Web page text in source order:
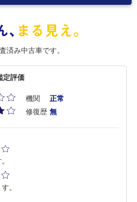
済み中古車です。
定評価
機関
正常
修復歴 無
。